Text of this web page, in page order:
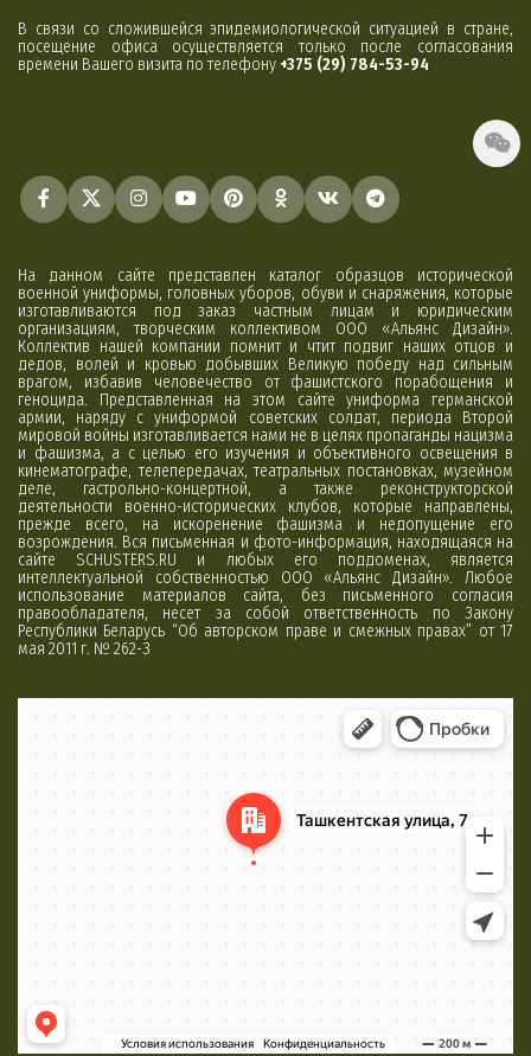
В связи со сложившейся эпидемиологической ситуацией в стране,
посещение офиса осуществляется только после согласования
времени Вашего визита по телефону +375 (29) 784-53-94
На данном сайте представлен каталог образцов исторической
военной униформы, головных уборов, обуви и снаряжения, которые
изготавливаются под заказ частным лицам и юридическим
организациям, творческим коллективом ООО «Альянс Дизайн».
Коллектив нашей компании помнит и чтит подвиг наших отцов и
дедов, волей и кровью добывших Великую победу над сильным
врагом, избавив человечество от фашистского порабощения и
геноцида. Представленная на этом сайте униформа германской
армии, наряду с униформой советских солдат, периода Второй
мировой войны изготавливается нами не в целях пропаганды нацизма
и фашизма, а с целью его изучения и объективного освещения в
кинематографе, телепередачах, театральных постановках, музейном
деле, гастрольно-концертной, а также реконструкторской
деятельности военно-исторических клубов, которые направлены,
прежде всего, на искоренение фашизма и недопущение его
возрождения. Вся письменная и фото-информация, находящаяся на
сайте SCHUSTERS.RU и любых его поддоменах, является
интеллектуальной собственностью ООО «Альянс Дизайн». Любое
использование материалов сайта, без письменного согласия
правообладателя, несет за собой ответственность по Закону
Республики Беларусь “Об авторском праве и смежных правах” от 17
мая 2011 г. № 262-З